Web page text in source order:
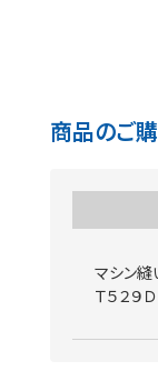
商品のご
マシン
Ｔ５２９